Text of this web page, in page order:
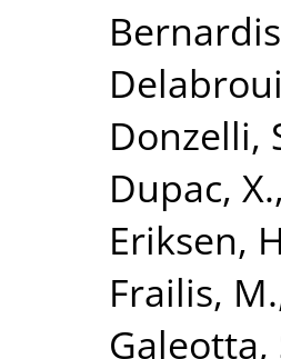
Donzelli,
Dupac, X.,
Eriksen,
Frailis, M.
Galeotta,